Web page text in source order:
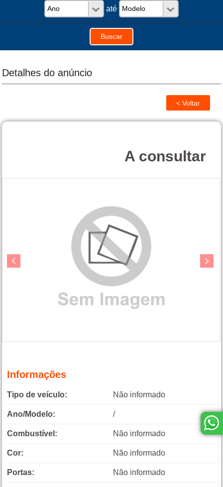
até
Detalhes do anúncio
A consultar
Informações
Tipo de veículo: Não informado
Ano/Modelo: /
Combustível: Não informado
Cor: Não informado
Portas: Não informado